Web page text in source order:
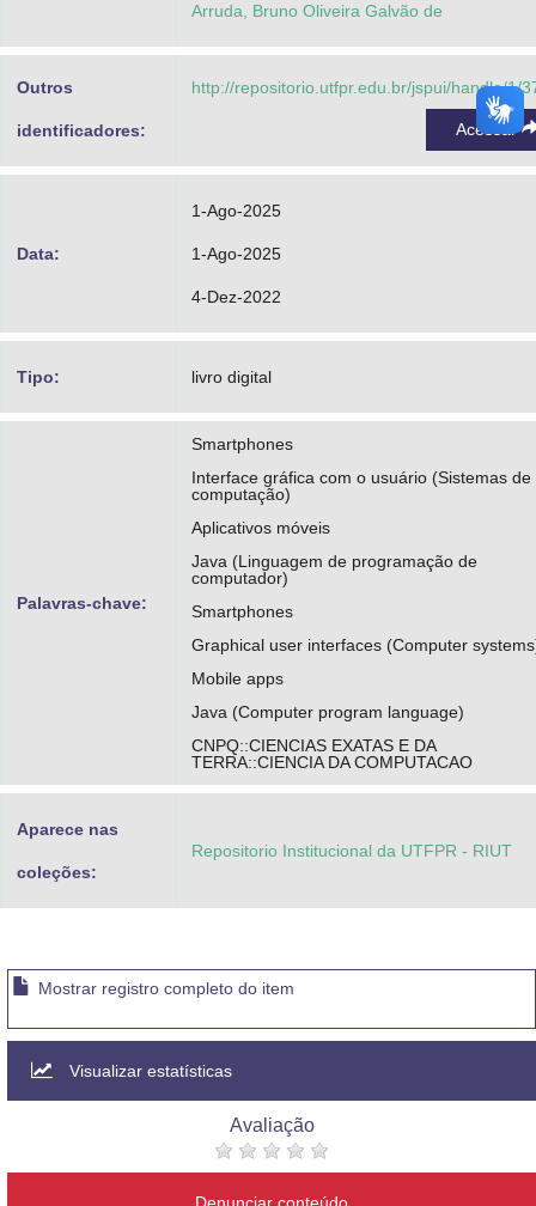
Arruda, Bruno Oliveira Galvão de
Outros
identificadores:
http://repositorio.utfpr.edu.br/jspui/handle/1/
Acessar
Data:
1-Ago-2025
1-Ago-2025
4-Dez-2022
Tipo: livro digital
Palavras-chave:
Smartphones
Interface gráfica com o usuário (Sistemas de
computação)
Aplicativos móveis
Java (Linguagem de programação de
computador)
Smartphones
Graphical user interfaces (Computer
Mobile apps
Java (Computer program language)
CNPQ::CIENCIAS EXATAS E DA
TERRA::CIENCIA DA COMPUTACAO
Aparece nas
coleções:
Repositorio Institucional da UTFPR - RIUT
Mostrar registro completo do item
Visualizar estatísticas
Avaliação